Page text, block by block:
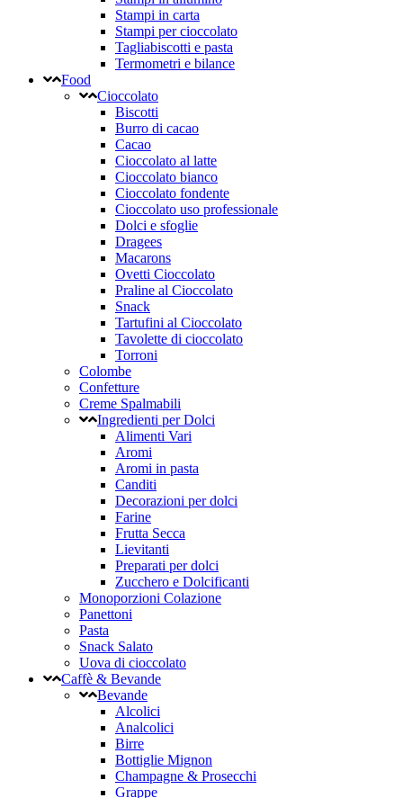
Stampi in carta
Stampi per cioccolato
Tagliabiscotti e pasta
Termometri e bilance
Food
Cioccolato
Biscotti
Burro di cacao
Cacao
Cioccolato al latte
Cioccolato bianco
Cioccolato fondente
Cioccolato uso professionale
Dolci e sfoglie
Dragees
Macarons
Ovetti Cioccolato
Praline al Cioccolato
Snack
Tartufini al Cioccolato
Tavolette di cioccolato
Torroni
Colombe
Confetture
Creme Spalmabili
Ingredienti per Dolci
Alimenti Vari
Aromi
Aromi in pasta
Canditi
Decorazioni per dolci
Farine
Frutta Secca
Lievitanti
Preparati per dolci
Zucchero e Dolcificanti
Monoporzioni Colazione
Panettoni
Pasta
Snack Salato
Uova di cioccolato
Caffè & Bevande
Bevande
Alcolici
Analcolici
Birre
Bottiglie Mignon
Champagne & Prosecchi
Grappe